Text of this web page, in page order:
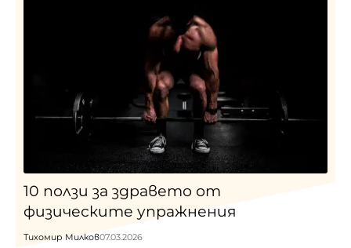
10 ползи за здравето от
физическите упражнения
Тихомир Милков07.03.2026